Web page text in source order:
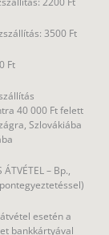
3500 Ft
Ft
40 000 Ft felett
Szlovákiába
ÁTVÉTEL – Bp.,
esetén a
bankkártyával